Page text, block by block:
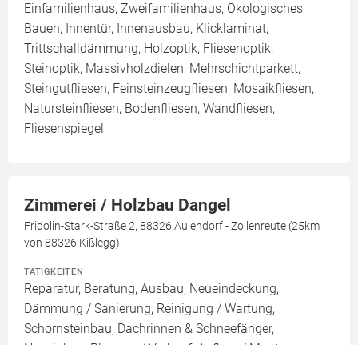
Einfamilienhaus, Zweifamilienhaus, Ökologisches
Bauen, Innentür, Innenausbau, Klicklaminat,
Trittschalldämmung, Holzoptik, Fliesenoptik,
Steinoptik, Massivholzdielen, Mehrschichtparkett,
Steingutfliesen, Feinsteinzeugfliesen, Mosaikfliesen,
Natursteinfliesen, Bodenfliesen, Wandfliesen,
Fliesenspiegel
Zimmerei / Holzbau Dangel
Fridolin-Stark-Straße 2, 88326 Aulendorf - Zollenreute (25km
von 88326 Kißlegg)
TÄTIGKEITEN
Reparatur, Beratung, Ausbau, Neueindeckung,
Dämmung / Sanierung, Reinigung / Wartung,
Schornsteinbau, Dachrinnen & Schneefänger,